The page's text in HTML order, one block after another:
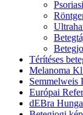
Térítéses
Melanoma
Semmelweis
Európai
dEBra